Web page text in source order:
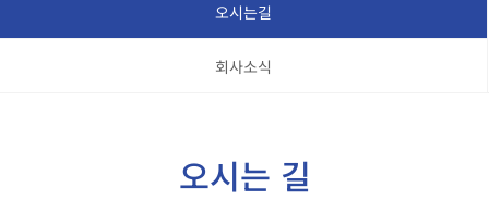
오시는길
회사소식
오시는 길